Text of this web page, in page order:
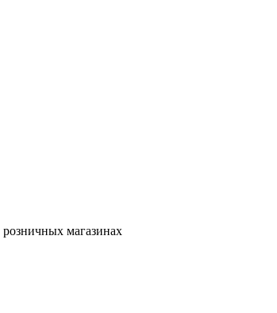
розничных магазинах